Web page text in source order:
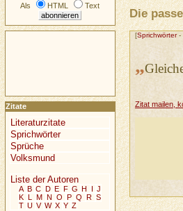
Die
[Sprichwörter-
„
Zitat mailen,
Als HTML Text
Zitate
Literaturzitate
Sprichwörter
Sprüche
Volksmund
Liste der Autoren
A B C D E F G H I J
K L M N O P Q R S
T U V W X Y Z